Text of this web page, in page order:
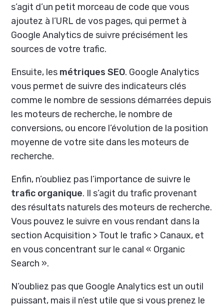
s’agit d’un petit morceau de code que vous
ajoutez à l’URL de vos pages, qui permet à
Google Analytics de suivre précisément les
sources de votre trafic.
Ensuite, les métriques SEO. Google Analytics
vous permet de suivre des indicateurs clés
comme le nombre de sessions démarrées depuis
les moteurs de recherche, le nombre de
conversions, ou encore l’évolution de la position
moyenne de votre site dans les moteurs de
recherche.
Enfin, n’oubliez pas l’importance de suivre le
trafic organique. Il s’agit du trafic provenant
des résultats naturels des moteurs de recherche.
Vous pouvez le suivre en vous rendant dans la
section Acquisition > Tout le trafic > Canaux, et
en vous concentrant sur le canal « Organic
Search ».
N’oubliez pas que Google Analytics est un outil
puissant, mais il n’est utile que si vous prenez le